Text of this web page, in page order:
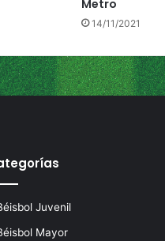
Metro
14/11/2021
Juvenil
Mayor